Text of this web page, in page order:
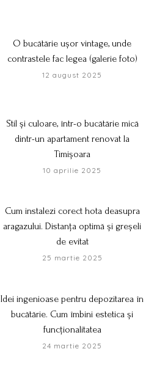
O bucătărie ușor vintage, unde
contrastele fac legea (galerie foto)
12 august 2025
Stil și culoare, într-o bucătărie mică
dintr-un apartament renovat la
Timișoara
10 aprilie 2025
Cum instalezi corect hota deasupra
aragazului. Distanța optimă și greșeli
de evitat
25 martie 2025
Idei ingenioase pentru depozitarea în
bucătărie. Cum îmbini estetica și
funcționalitatea
24 martie 2025